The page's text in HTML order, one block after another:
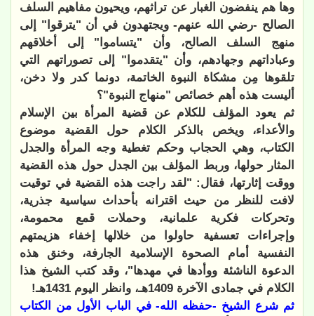
وها هم ينفضون الغبار عن تراثهم، ويحيون مفاهيم السلف
الصالح -رضي الله عنهم- ويجتهدون في أن "يترقوا" إلى
منهج السلف الصالح، وأن "يتساموا" إلى أخلاقهم
وعباداتهم وجهادهم، وأن "يتقدموا" إلى تصوراتهم التي
تلقوها مِن مشكاة النبوة الخاتمة، دونما كدر ولا دخن،
أليست هذه أهم خصائص "منهاج النبوة"؟
ثم يعود المؤلف للكلام عن قضية المرأة بين الإسلام
والأعداء، ويخص بالذكر الكلام حول القضية موضوع
الكتاب، وهي الحجاب وحكم تغطية وجه المرأة والجدل
المثار حولها، وربط المؤلف بين الجدل حول هذه القضية
ووقت إثارتها، فقال: "لقد راجت هذه القضية في توقيت
لافت للنظر من حيث اقترانه بأحداث سياسية جذرية،
وتحركات فكرية علمانية، وحملات قمع محمومة،
وإجراءات تعسفية حاولوا من خلالها إخفاء هزيمتهم
النفسية أمام الصحوة الإسلامية الجارفة، وخنق هذه
الدعوة الناشئة ووأدها في مهدها"، وقد كتب الشيخ هذا
الكلام في جمادى الآخرة 1409هـ، وانظر اليوم 1431هـ!
ثم شرع الشيخ -حفظه الله- في الباب الأول من الكتاب